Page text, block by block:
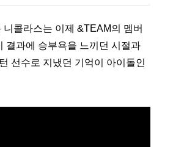
콜라스는 이제 &TEAM의 멤버
결과에 승부욕을 느끼던 시절과
선수로 지냈던 기억이 아이돌인